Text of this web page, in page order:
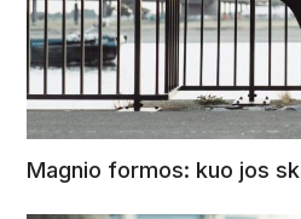
Magnio formos: kuo jos